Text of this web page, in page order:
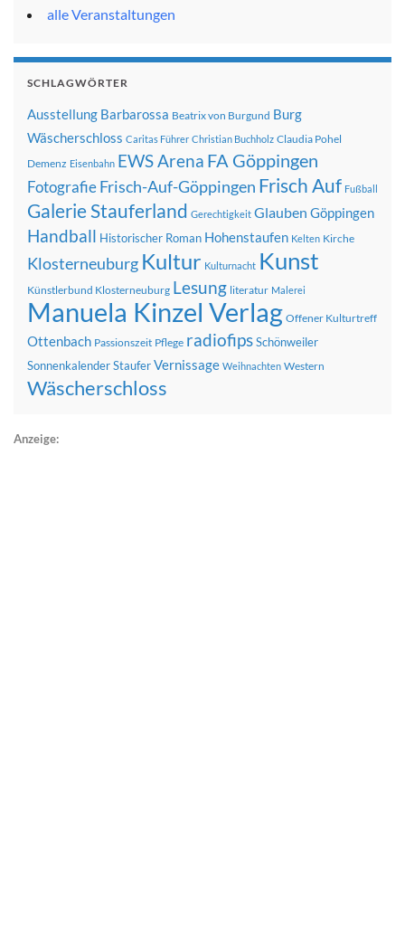
alle Veranstaltungen
SCHLAGWÖRTER
Ausstellung Barbarossa Beatrix von Burgund Burg
Wäscherschloss Caritas Führer Christian Buchholz Claudia Pohel
Demenz Eisenbahn EWS Arena FA Göppingen
FotografieFrisch-Auf-Göppingen Frisch Auf Fußball
Galerie Stauferland Gerechtigkeit Glauben Göppingen
Handball Historischer Roman Hohenstaufen Kelten Kirche
Klosterneuburg Kultur Kulturnacht Kunst
Künstlerbund Klosterneuburg Lesung literatur Malerei
Manuela Kinzel Verlag Offener Kulturtreff
Ottenbach Passionszeit Pflege radiofipsSchönweiler
SonnenkalenderStauferVernissage Weihnachten Western
Wäscherschloss
Anzeige: